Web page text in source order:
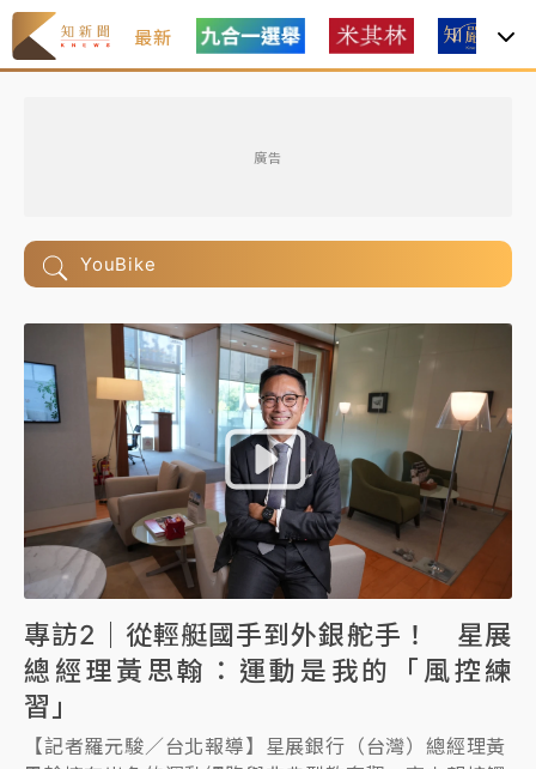
最新
廣告
YouBike
專訪2｜從輕艇國手到外銀舵手！ 星展
總經理黃思翰：運動是我的「風控練
習」
【記者羅元駿／台北報導】星展銀行（台灣）總經理黃